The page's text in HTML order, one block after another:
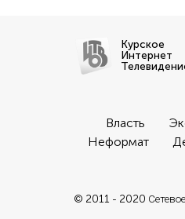
Курское
Интернет
Власть
Неформат
© 2011 - 2020